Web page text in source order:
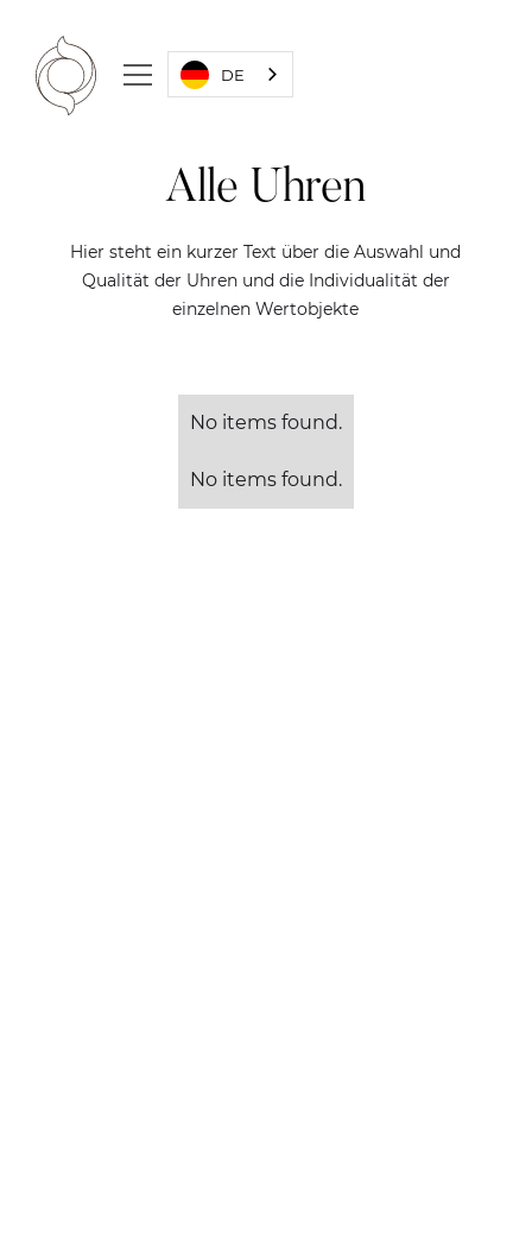
DE
Alle Uhren
Hier steht ein kurzer Text über die Auswahl und
Qualität der Uhren und die Individualität der
einzelnen Wertobjekte
No items found.
No items found.